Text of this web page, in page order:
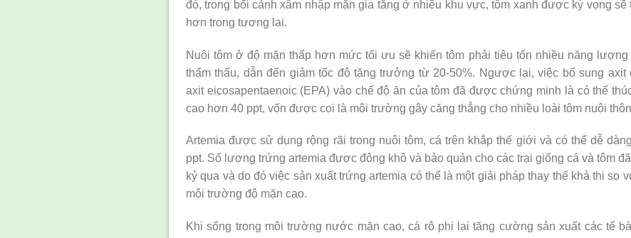
đó, trong bối cảnh xâm nhập mặn gia tăng ở nhiều khu vực, tôm xanh được kỳ vọng
hơn trong tương lai.
Nuôi tôm ở độ mặn thấp hơn mức tối ưu sẽ khiến tôm phải tiêu tốn nhiều năng
thẩm thấu, dẫn đến giảm tốc độ tăng trưởng từ 20-50%. Ngược lại, việc bổ sung axit
axit eicosapentaenoic (EPA) vào chế độ ăn của tôm đã được chứng minh là có thể
cao hơn 40 ppt, vốn được coi là môi trường gây căng thẳng cho nhiều loài tôm nuôi
Artemia được sử dụng rộng rãi trong nuôi tôm, cá trên khắp thế giới và có thể dễ
ppt. Số lượng trứng artemia được đông khô và bảo quản cho các trại giống cá và tôm
kỷ qua và do đó việc sản xuất trứng artemia có thể là một giải pháp thay thế khả thi so
môi trường độ mặn cao.
Khi sống trong môi trường nước mặn cao, cá rô phi lai tăng cường sản xuất các tế